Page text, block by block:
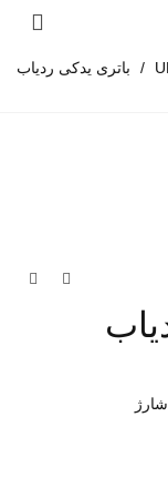
/
باتری یدکی ردیاب